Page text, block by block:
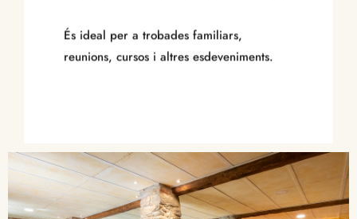
És ideal per a trobades familiars,
reunions, cursos i altres esdeveniments.